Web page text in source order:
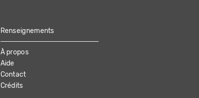
Renseignements
À propos
Aide
Contact
Crédits